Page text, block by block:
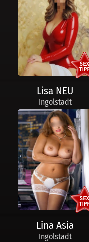
Lisa NEU
Ingolstadt
Lina Asia
Ingolstadt